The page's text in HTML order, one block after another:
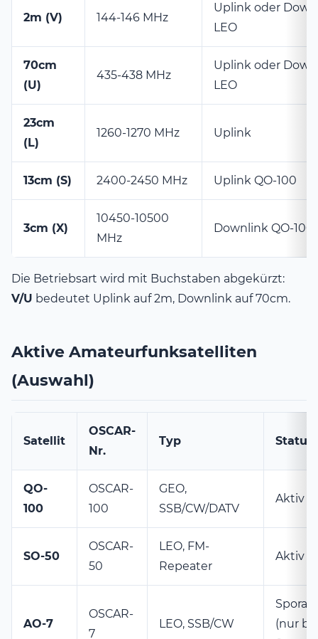
2m (V) 144-146 MHz
Uplink oder
LEO
70cm
(U)
435-438 MHz
Uplink oder
LEO
23cm
(L)
1260-1270 MHz Uplink
13cm (S) 2400-2450 MHz Uplink QO-100
3cm (X)
10450-10500
MHz
Downlink QO-100
Die Betriebsart wird mit Buchstaben abgekürzt:
V/U bedeutet Uplink auf 2m, Downlink auf 70cm.
Aktive Amateurfunksatelliten
(Auswahl)
Satellit
OSCAR-
Nr.
Typ Status
QO-
100
OSCAR-
100
GEO,
SSB/CW/DATV
Aktiv
SO-50
OSCAR-
50
LEO, FM-
Repeater
Aktiv
AO-7
OSCAR-
7
LEO, SSB/CW
(nur